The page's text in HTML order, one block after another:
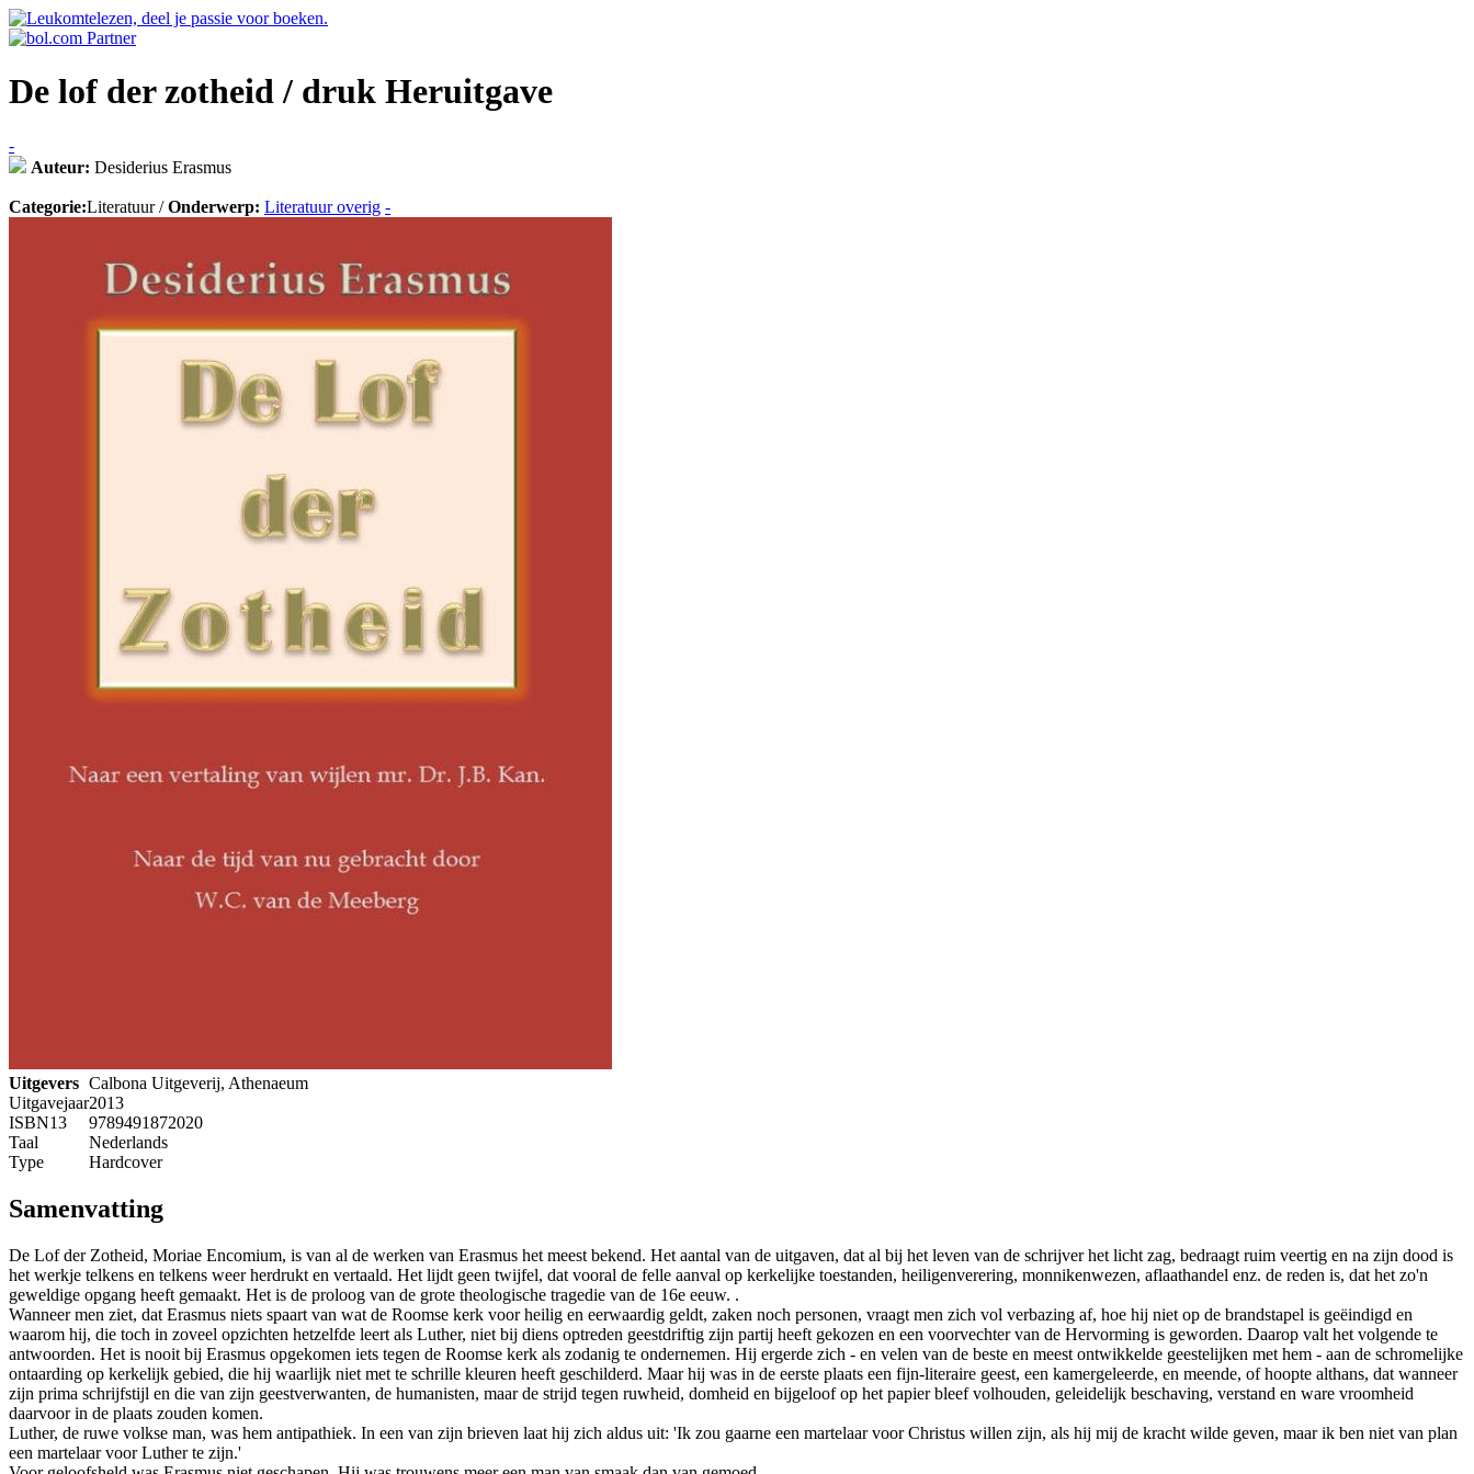
De lof der zotheid / druk Heruitgave
-
Auteur: Desiderius Erasmus
Categorie:Literatuur /Onderwerp: Literatuur overig -
Uitgevers Calbona Uitgeverij, Athenaeum
Uitgavejaar2013
ISBN13
9789491872020
Taal
Nederlands
Type
Hardcover
Samenvatting
De Lof der Zotheid, Moriae Encomium, is van al de werken van Erasmus het meest bekend. Het aantal van de uitgaven, dat al bij het leven van de schrijver het licht zag, bedraagt ruim veertig en na zijn dood is
het werkje telkens en telkens weer herdrukt en vertaald. Het lijdt geen twijfel, dat vooral de felle aanval op kerkelijke toestanden, heiligenverering, monnikenwezen, aflaathandel enz. de reden is, dat het zo'n
geweldige opgang heeft gemaakt. Het is de proloog van de grote theologische tragedie van de 16e eeuw. .
Wanneer men ziet, dat Erasmus niets spaart van wat de Roomse kerk voor heilig en eerwaardig geldt, zaken noch personen, vraagt men zich vol verbazing af, hoe hij niet op de brandstapel is geëindigd en
waarom hij, die toch in zoveel opzichten hetzelfde leert als Luther, niet bij diens optreden geestdriftig zijn partij heeft gekozen en een voorvechter van de Hervorming is geworden. Daarop valt het volgende te
antwoorden. Het is nooit bij Erasmus opgekomen iets tegen de Roomse kerk als zodanig te ondernemen. Hij ergerde zich - en velen van de beste en meest ontwikkelde geestelijken met hem - aan de schromelijke
ontaarding op kerkelijk gebied, die hij waarlijk niet met te schrille kleuren heeft geschilderd. Maar hij was in de eerste plaats een fijn-literaire geest, een kamergeleerde, en meende, of hoopte althans, dat wanneer
zijn prima schrijfstijl en die van zijn geestverwanten, de humanisten, maar de strijd tegen ruwheid, domheid en bijgeloof op het papier bleef volhouden, geleidelijk beschaving, verstand en ware vroomheid
daarvoor in de plaats zouden komen.
Luther, de ruwe volkse man, was hem antipathiek. In een van zijn brieven laat hij zich aldus uit: 'Ik zou gaarne een martelaar voor Christus willen zijn, als hij mij de kracht wilde geven, maar ik ben niet van plan
een martelaar voor Luther te zijn.'